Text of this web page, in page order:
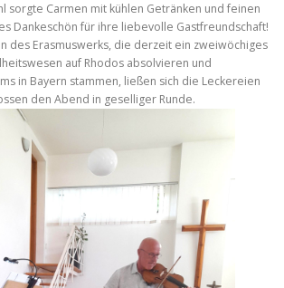
sorgte Carmen mit kühlen Getränken und feinen
Dankeschön für ihre liebevolle Gastfreundschaft!
des Erasmuswerks, die derzeit ein zweiwöchiges
auf Rhodos absolvieren und
in Bayern stammen, ließen sich die Leckereien
den Abend in geselliger Runde.